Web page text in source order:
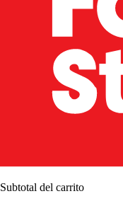
Subtotal del carrito